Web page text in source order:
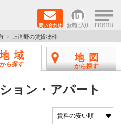
問い合わせ お気に入り ×
上滝野の賃貸物件
地域
から探す
地図
から探す
ョン・アパート